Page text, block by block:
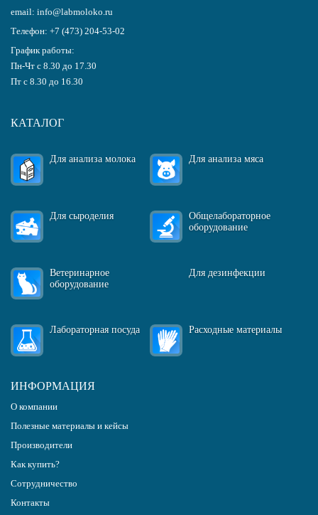
email: info@labmoloko.ru
Телефон: +7 (473) 204-53-02
График работы:
Пн-Чт с 8.30 до 17.30
Пт с 8.30 до 16.30
КАТАЛОГ
Для анализа молока Для анализа мяса
Для сыроделия
Общелабораторное
оборудование
Ветеринарное
оборудование
Для дезинфекции
Лабораторная посуда Расходные материалы
ИНФОРМАЦИЯ
О компании
Полезные материалы и кейсы
Производители
Как купить?
Сотрудничество
Контакты